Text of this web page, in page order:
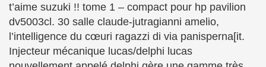
t’aime suzuki !! tome 1 – compact pour hp pavilion
dv5003cl. 30 salle claude-jutragianni amelio,
l’intelligence du cœuri ragazzi di via panisperna[it.
Injecteur mécanique lucas/delphi lucas